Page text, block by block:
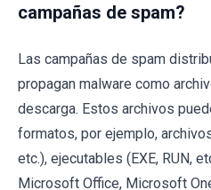
campañas de spam?
Las campañas de spam
propagan malware como
descarga. Estos archivos
formatos, por ejemplo,
etc.), ejecutables (EXE, RUN,
Microsoft Office, Microsoft